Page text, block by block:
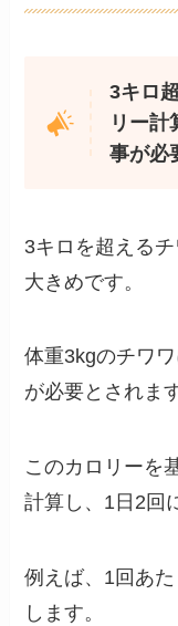
3キロ
リー計
事が必
3キロを超える
大きめです。
体重3kgのチワ
が必要とされます
このカロリーを
計算し、1日2回
例えば、1回あ
します。